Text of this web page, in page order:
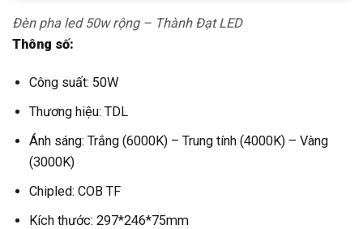
Đèn pha led 50w rộng – Thành Đạt LED
Thông số:
Công suất: 50W
Thương hiệu: TDL
Ánh sáng: Trắng (6000K) – Trung tính (4000K) – Vàng
(3000K)
Chipled: COB TF
Kích thước: 297*246*75mm